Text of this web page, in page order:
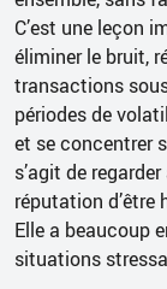
C’est une leçon
éliminer le bruit,
transactions
périodes de
et se concentrer
s’agit de
réputation d’être
Elle a beaucoup
situations